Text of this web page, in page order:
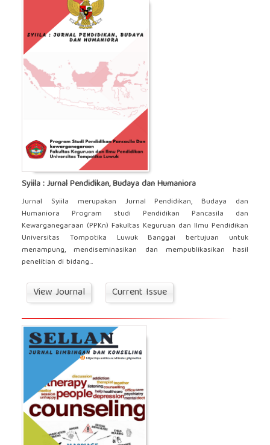
Syiila : Jurnal Pendidikan, Budaya dan Humaniora
Jurnal Syiila merupakan Jurnal Pendidikan, Budaya dan
Humaniora Program studi Pendidikan Pancasila dan
Kewarganegaraan (PPKn) Fakultas Keguruan dan Ilmu Pendidikan
Universitas Tompotika Luwuk Banggai bertujuan untuk
menampung, mendiseminasikan dan mempublikasikan hasil
penelitian di bidang...
View Journal Current Issue